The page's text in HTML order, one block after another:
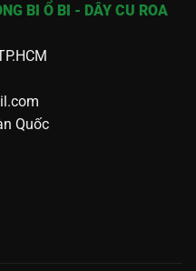
BI Ổ BI - DÂY CU ROA
Quốc